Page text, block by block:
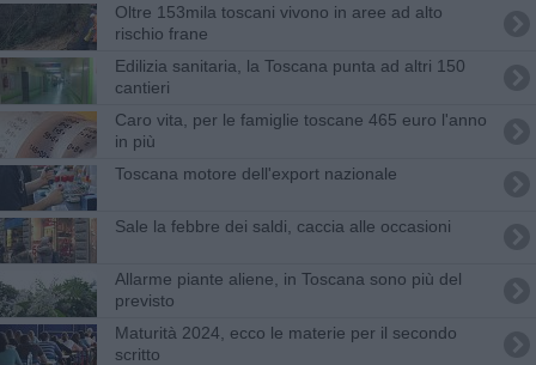
Oltre 153mila toscani vivono in aree ad alto
rischio frane
Edilizia sanitaria, la Toscana punta ad altri 150
cantieri
Caro vita, per le famiglie toscane 465 euro l'anno
in più
Toscana motore dell'export nazionale
Sale la febbre dei saldi, caccia alle occasioni
Allarme piante aliene, in Toscana sono più del
previsto
Maturità 2024, ecco le materie per il secondo
scritto